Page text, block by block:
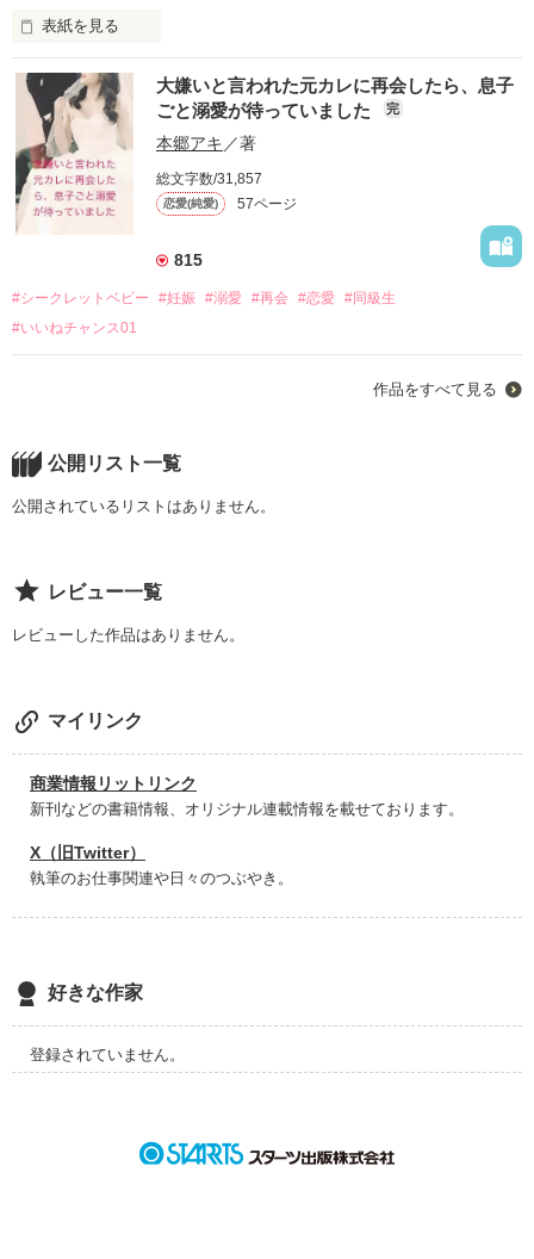
そして５年後、絶望に暮れていた杏を救ったのは幼馴染みの悠
真で。
悠真は杏に契約結婚の提案をしてくる
「俺と結婚してくれないか？契約結婚でいい」
＊＊＊＊＊
百々路　杏　27歳
家事はお手のもの。
×
けれど、そんな期待は長くは続かず、
貴一さんは夏休み明け、
突然、店に来なくなってしまう。
私は貴一さんとの縁を切りたくなくて、
意を決して
告白メッセージを送る。
でも、返事はなかった。
貴一さんと再会。
昔の告白なんてなかったように、
どうして好きだなんて言うの──!?
エリート警察官僚　久我　貴一（３１）
作品を読む
表紙を見る
第１回
ベリーズ文庫デビュー応援コンテスト
大賞受賞しました！
応援してくださった皆さま
ありがとうございます！
あらすじ
〝豚〟と呼ばれて失恋した私。
十年かけてダイエットに成功。
それなのに、
「なら、君のイケメンの恋人に俺がなってもいいはずだよな」
と。
私の好きなブランドや
なぜですか──!?
×
海外帰りのエリート弁護士
久能優一　三十二歳
大嫌いと言われた元カレに再会したら、息子
ごと溺愛が待っていました
完
本郷アキ ／著
総文字数/31,857
恋愛(純愛) 57ページ
815
#シークレットベビー #妊娠 #溺愛 #再会 #恋愛 #同級生
#いいねチャンス01
作品をすべて見る
公開リスト一覧
公開されているリストはありません。
レビュー一覧
レビューした作品はありません。
マイリンク
商業情報リットリンク
新刊などの書籍情報、オリジナル連載情報を載せております。
X（旧Twitter）
執筆のお仕事関連や日々のつぶやき。
好きな作家
登録されていません。